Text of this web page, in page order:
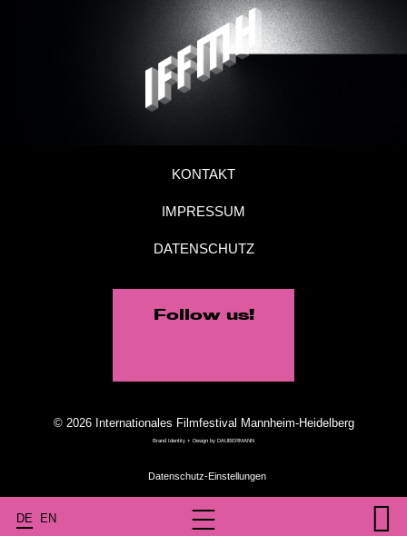
DE EN
KONTAKT
IMPRESSUM
DATENSCHUTZ
Follow us!
© 2026 Internationales Filmfestival Mannheim-Heidelberg
Brand Identity + Design by DAUBERMANN